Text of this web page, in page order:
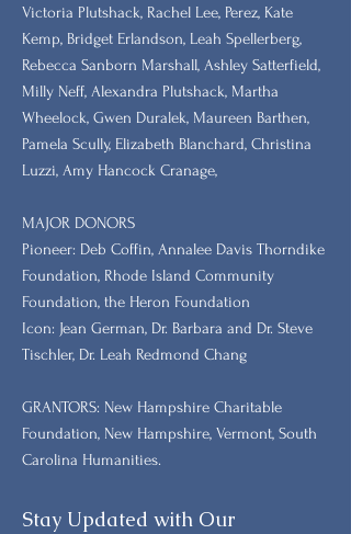
Victoria Plutshack, Rachel Lee, Perez, Kate
Kemp, Bridget Erlandson, Leah Spellerberg,
Rebecca Sanborn Marshall​, Ashley Satterfield,
Milly Neff, Alexandra Plutshack, Martha
Wheelock, Gwen Duralek, Maureen Barthen,
Pamela Scully, Elizabeth Blanchard, Christina
Luzzi, Amy Hancock Cranage,
MAJOR DONORS
​Pioneer: Deb Coffin, Annalee Davis Thorndike
Foundation, Rhode Island Community
Foundation, the Heron Foundation
Icon: Jean German, Dr. Barbara and Dr. Steve
Tischler, Dr. Leah Redmond Chang
GRANTORS: New Hampshire Charitable
Foundation, New Hampshire, Vermont, South
Carolina Humanities.
Stay Updated with Our